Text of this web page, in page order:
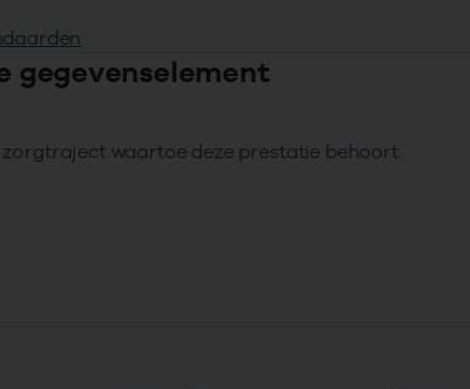
gegevenselement
waartoe deze prestatie behoort.